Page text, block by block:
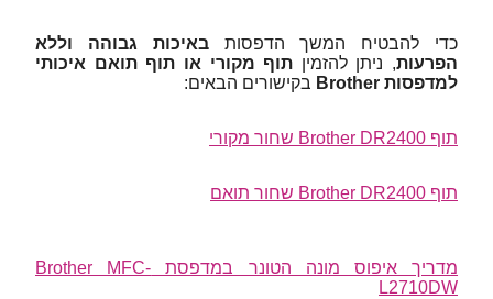
כדי להבטיח המשך הדפסותבאיכות גבוהה וללא
הפרעות, ניתן להזמין תוף מקורי או תוף תואם איכותי
למדפסות Brother
בקישורים הבאים:
תוף Brother DR2400 שחור מקורי
תוף Brother DR2400 שחור תואם
מדריך איפוס מונה הטונר במדפסת Brother MFC-
L2710DW